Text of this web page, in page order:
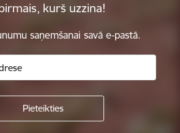
kurš uzzina!
saņemšanai savā e-pastā.